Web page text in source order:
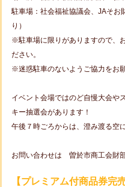
駐車場：社会福祉協議会、JAそお
り）
※駐車場に限りがありますので、
ださい。
※迷惑駐車のないようご協力をお
イベント会場ではのど自慢大会や
キー抽選会があります！
午後７時ごろからは、澄み渡る空
お問い合わせは 曽於市商工会財
【プレミアム付商品券完